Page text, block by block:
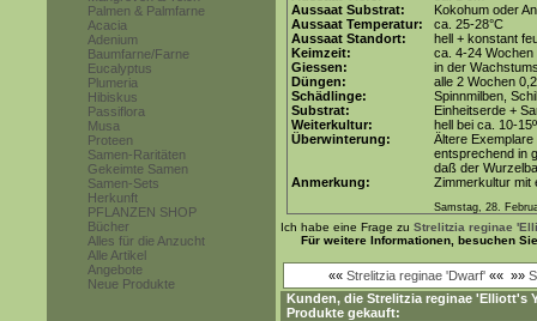
Palmen & Palmfarne
Acacia
Adenium
Baumfarne/Farne
Eucalyptus
Plumeria
Hibiskus
Passiflora
Musa
Proteen
Samen-Raritäten
Gekeimte Samen
Samen-Sets
Herkunft
PFLANZEN SHOP
Bücher
Alles für die Anzucht
Alle Artikel
Angebote
Neue Produkte
Aussaat Substrat:
Kokohum oder
Aussaat Temperatur:
ca. 25-28°C
Aussaat Standort:
hell + konstant
Keimzeit:
ca. 4-24 Wochen
Giessen:
in der
Düngen:
alle 2 Wochen
Schädlinge:
Spinnmilben,
Substrat:
Einheitserde +
Weiterkultur:
hell bei ca. 10-
Überwinterung:
Ältere
entsprechend in
daß der
Anmerkung:
Zimmerkultur mit
Samstag, 28.
Ich habe eine Frage zu Strelitzia reginae
Für weitere Informationen, besuchen
«« Strelitzia reginae 'Dwarf'«« »»
Kunden, die Strelitzia reginae 'Elliott's
Produkte gekauft: